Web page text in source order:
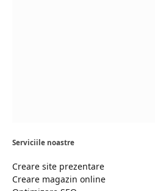
Serviciile noastre
Creare site prezentare
Creare magazin online